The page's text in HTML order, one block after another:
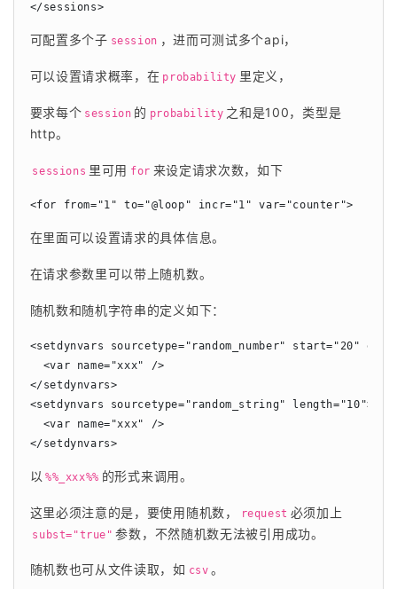
</sessions>
可配置多个子 session ，进而可测试多个api，
可以设置请求概率，在 probability 里定义，
要求每个 session 的 probability 之和是100，类型是
http。
sessions 里可用 for 来设定请求次数，如下
<for from="1" to="@loop" incr="1" var="counter">
在里面可以设置请求的具体信息。
在请求参数里可以带上随机数。
随机数和随机字符串的定义如下：
<setdynvars sourcetype="random_number" start="20"
  <var name="xxx" />
</setdynvars>
<setdynvars sourcetype="random_string" length="10">
  <var name="xxx" />
</setdynvars>
以 %%_xxx%% 的形式来调用。
这里必须注意的是，要使用随机数， request 必须加上
subst="true" 参数，不然随机数无法被引用成功。
随机数也可从文件读取，如 csv 。